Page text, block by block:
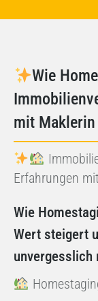
Wie
mit
Erfahrungen
Wie
Wert steigert
unvergesslich